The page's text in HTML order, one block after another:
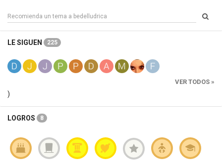
LE SIGUEN 225
VER TODOS »
)
LOGROS 8